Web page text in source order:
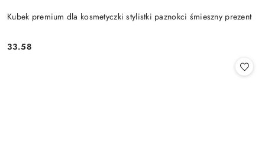
Kubek premium dla kosmetyczki stylistki paznokci śmieszny prezent
Cena:
33.58